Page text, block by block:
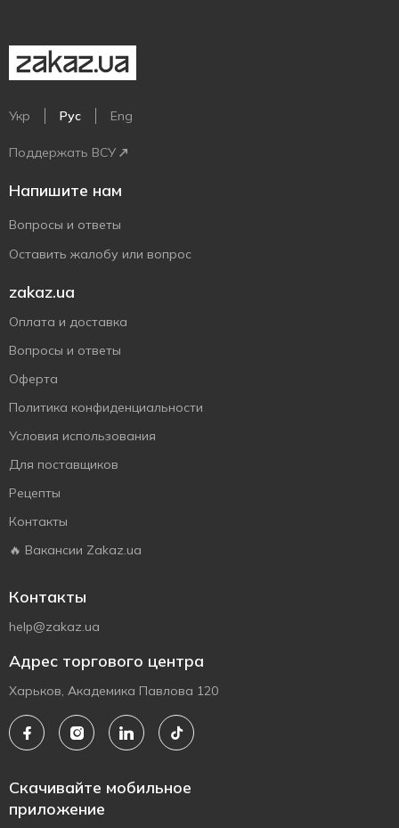
Укр Рус Eng
Поддержать ВСУ
Напишите нам
Вопросы и ответы
Оставить жалобу или вопрос
zakaz.ua
Оплата и доставка
Вопросы и ответы
Оферта
Политика конфиденциальности
Условия использования
Для поставщиков
Рецепты
Контакты
🔥 Вакансии Zakaz.ua
Контакты
help@zakaz.ua
Адрес торгового центра
Харьков, Академика Павлова 120
Скачивайте мобильное
приложение